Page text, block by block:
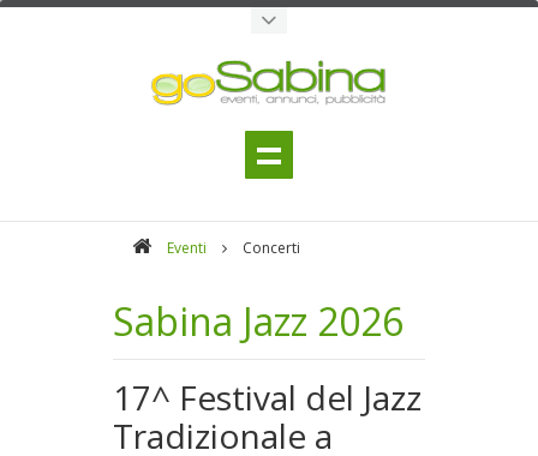
Eventi Concerti
Sabina Jazz 2026
17^ Festival del Jazz
Tradizionale a